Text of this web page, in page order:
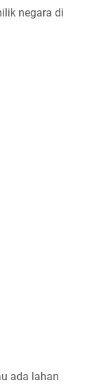
negara di
ada lahan